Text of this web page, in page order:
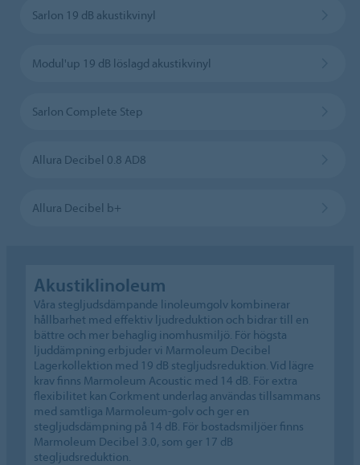
Sarlon 19 dB akustikvinyl
Modul'up 19 dB löslagd akustikvinyl
Sarlon Complete Step
Allura Decibel 0.8 AD8
Allura Decibel b+
Akustiklinoleum
Våra stegljudsdämpande linoleumgolv kombinerar
hållbarhet med effektiv ljudreduktion och bidrar till en
bättre och mer behaglig inomhusmiljö. För högsta
ljuddämpning erbjuder vi Marmoleum Decibel
Lagerkollektion med 19 dB stegljudsreduktion. Vid lägre
krav finns Marmoleum Acoustic med 14 dB. För extra
flexibilitet kan Corkment underlag användas tillsammans
med samtliga Marmoleum-golv och ger en
stegljudsdämpning på 14 dB. För bostadsmiljöer finns
Marmoleum Decibel 3.0, som ger 17 dB
stegljudsreduktion.